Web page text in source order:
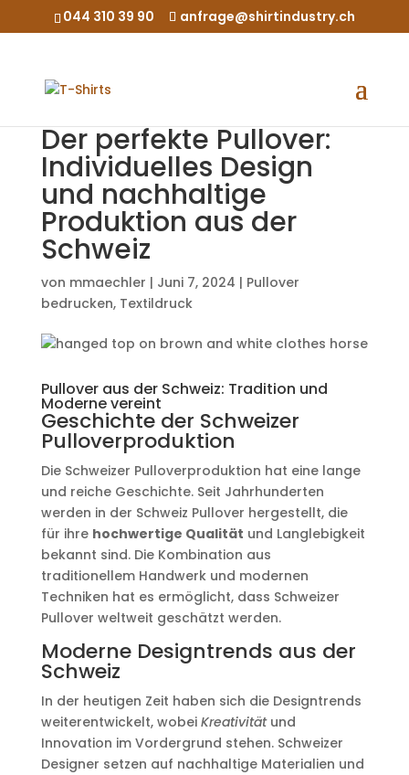
044 310 39 90 anfrage@shirtindustry.ch
Der perfekte Pullover:
Individuelles Design
und nachhaltige
Produktion aus der
Schweiz
von mmaechler | Juni 7, 2024 | Pullover
bedrucken, Textildruck
Pullover aus der Schweiz: Tradition und
Moderne vereint
Geschichte der Schweizer
Pulloverproduktion
Die Schweizer Pulloverproduktion hat eine lange
und reiche Geschichte. Seit Jahrhunderten
werden in der Schweiz Pullover hergestellt, die
für ihre hochwertige Qualität und Langlebigkeit
bekannt sind. Die Kombination aus
traditionellem Handwerk und modernen
Techniken hat es ermöglicht, dass Schweizer
Pullover weltweit geschätzt werden.
Moderne Designtrends aus der
Schweiz
In der heutigen Zeit haben sich die Designtrends
weiterentwickelt, wobei Kreativitätund
Innovation im Vordergrund stehen. Schweizer
Designer setzen auf nachhaltige Materialien und